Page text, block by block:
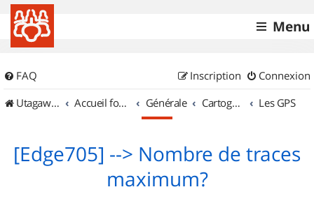
Menu
FAQ Connexion
Inscription
UtagawaVTT (Randos VTT et VTTAE avec traces GPS)
Accueil forum Générale Cartographie et GPS Les GPS
[Edge705] --> Nombre de traces
maximum?